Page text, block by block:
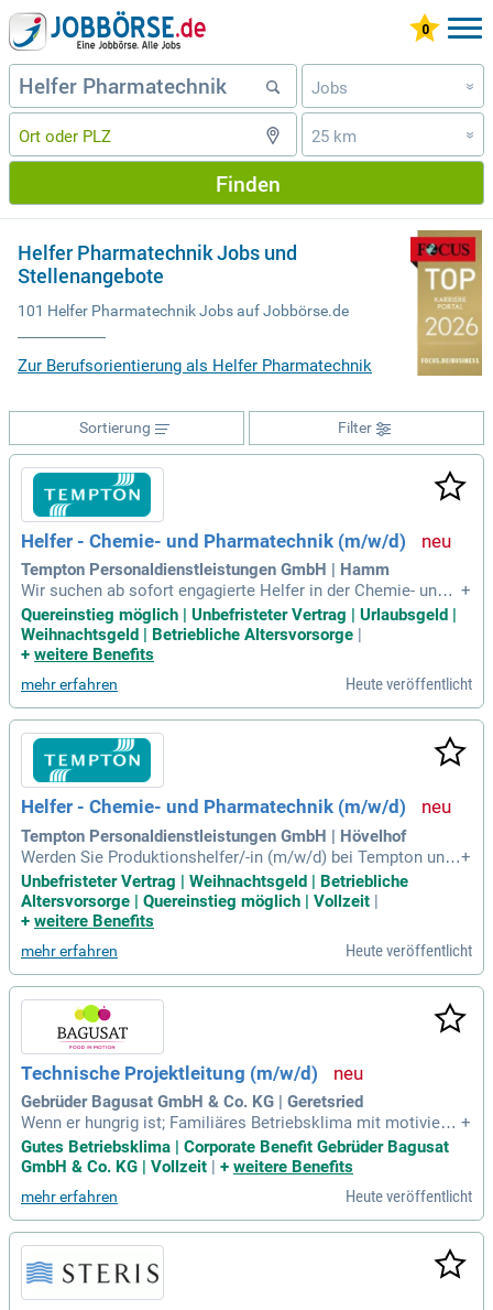
Jobs »
25 km »
Finden
Helfer Pharmatechnik Jobs und
Stellenangebote
101 Helfer Pharmatechnik Jobs auf Jobbörse.de
Zur Berufsorientierung als Helfer Pharmatechnik
Filter
Sortierung
Helfer - Chemie- und Pharmatechnik (m/w/d)
Tempton Personaldienstleistungen GmbH | Hamm
Wir suchen ab sofort engagierte Helfer in der Chemie- und P
harmatechnik (m/w/d). Bist du flexibel, verantwortungsbewu
sst und möchtest in einem dynamischen Umfeld tätig sein?
Dann freuen wir uns auf deine Bewerbung! Als einer der grö
llegen an 200 Standorten bieten wir dir spannende Möglichk
eiten. Deine Aufgaben umfassen Lagerarbeit, Logistik, Kom
missionierung und leichte Maschinenbedienung. Wir heißen
sowohl erfahrene Produktionshelfer als auch Quereinsteiger
aus dem Lagerbereich herzlich willkommen, die sich einer n
euen Herausforderung stellen möchten.
+
Quereinstieg möglich | Unbefristeter Vertrag | Urlaubsgeld |
Weihnachtsgeld | Betriebliche Altersvorsorge
+ weitere Benefits
mehr erfahren Heute veröffentlicht
Helfer - Chemie- und Pharmatechnik (m/w/d)
Tempton Personaldienstleistungen GmbH | Hövelhof
Werden Sie Produktionshelfer/-in (m/w/d) bei Tempton und
genießen Sie ein unbefristetes Arbeitsverhältnis mit attrakti
ven Bedingungen. Profitieren Sie von einer Bezahlung nach
GVP/DGB-Tarifvertrag sowie tollen Zuschlägen für Überstun
en Sie bis zu 30 Tage Urlaub und zusätzliches Urlaubs- und
Weihnachtsgeld. Mit persönlicher Betreuung und kostenfrei
er Arbeitskleidung sichern wir Ihre Zufriedenheit. Arbeiten Si
e in renommierten Unternehmen und entwickeln Sie Ihre Fä
higkeiten weiter. Nutzen Sie auch unser Mitarbeitervorteilsp
rogramm für Vergünstigungen und kostenfreie Vorsorgeunt
ersuchungen. Bewerben Sie sich jetzt!
+
Unbefristeter Vertrag | Weihnachtsgeld | Betriebliche
Altersvorsorge | Quereinstieg möglich | Vollzeit |
+ weitere Benefits
mehr erfahren Heute veröffentlicht
Technische Projektleitung (m/w/d)
Gebrüder Bagusat GmbH & Co. KG | Geretsried
Wenn er hungrig ist; Familiäres Betriebsklima mit motivierte
n und hilfsbereiten Kolleg Innen; Weiterbildung und Entwickl
ung, um Sie bei Ihrer Persönlichkeitsentwicklung zu fördern;
arbeitende
+
Gutes Betriebsklima | Corporate Benefit Gebrüder Bagusat
GmbH & Co. KG | Vollzeit | + weitere Benefits
mehr erfahren Heute veröffentlicht